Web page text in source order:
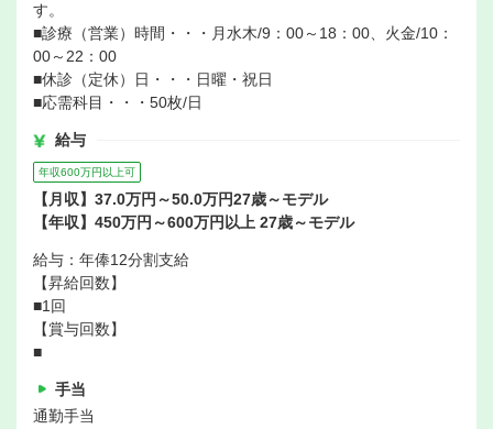
す。
■診療（営業）時間・・・月水木/9：00～18：00、火金/10：
00～22：00
■休診（定休）日・・・日曜・祝日
■応需科目・・・50枚/日
給与
年収600万円以上可
【月収】37.0万円～50.0万円27歳～モデル
【年収】450万円～600万円以上 27歳～モデル
給与：年俸12分割支給
【昇給回数】
■1回
【賞与回数】
■
手当
通勤手当